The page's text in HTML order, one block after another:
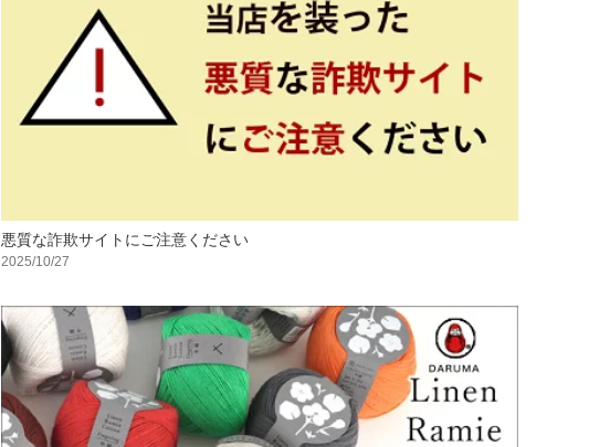
悪質な詐欺サイトにご注意ください
2025/10/27